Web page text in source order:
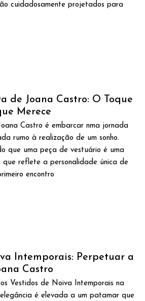
cuidadosamente projetados para
de Joana Castro: O Toque
Merece
Castro é embarcar nma jornada
rumo à realização de um sonho.
que uma peça de vestuário é uma
reflete a personalidade única de
encontro
Intemporais: Perpetuar a
Castro
Vestidos de Noiva Intemporais na
é elevada a um patamar que